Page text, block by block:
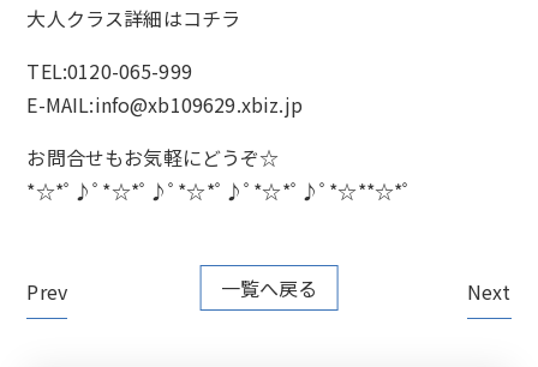
大人クラス詳細はコチラ
TEL:0120-065-999
E-MAIL:info@xb109629.xbiz.jp
お問合せもお気軽にどうぞ☆
*☆*ﾟ♪ﾟ*☆*ﾟ♪ﾟ*☆*ﾟ♪ﾟ*☆*ﾟ♪ﾟ*☆**☆*ﾟ
Prev 一覧へ戻る Next